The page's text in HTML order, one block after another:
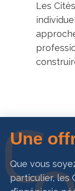
Les
Une
Que vous
particulier, les